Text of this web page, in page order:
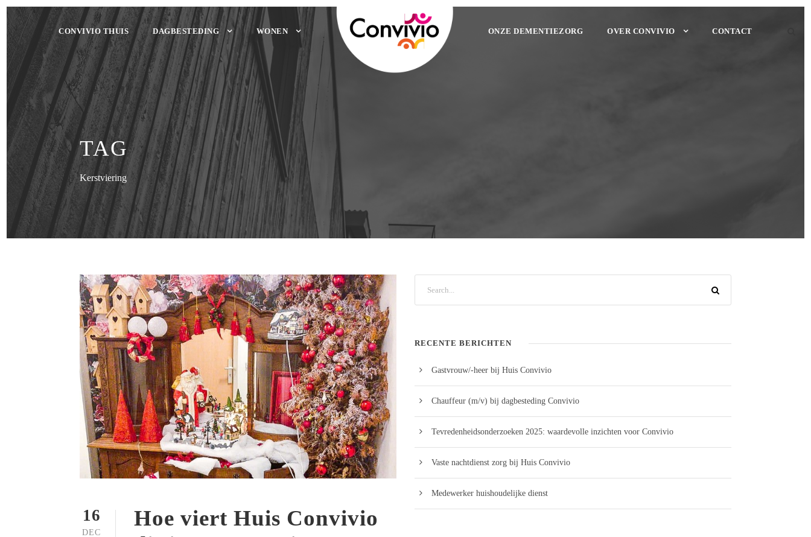
CONVIVIO THUIS DAGBESTEDING WONEN ONZE DEMENTIEZORG OVER CONVIVIO CONTACT
TAG
Kerstviering
16
DEC
Hoe viert Huis Convivio
RECENTE BERICHTEN
Gastvrouw/-heer bij Huis Convivio
Chauffeur (m/v) bij dagbesteding Convivio
Tevredenheidsonderzoeken 2025: waardevolle inzichten voor Convivio
Vaste nachtdienst zorg bij Huis Convivio
Medewerker huishoudelijke dienst